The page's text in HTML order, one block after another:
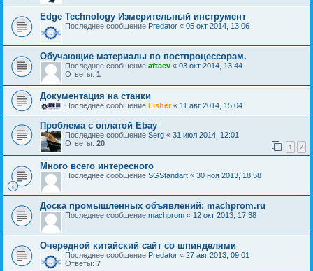
Edge Technology Измерительный инструмент
Последнее сообщение Predator « 05 окт 2014, 13:06
Обучающие материалы по постпроцессорам.
Последнее сообщение aftaev « 03 окт 2014, 13:44
Ответы: 1
Документация на станки
Последнее сообщение Fisher« 11 авг 2014, 15:04
Проблема с оплатой Ebay
Последнее сообщение Serg « 31 июл 2014, 12:01
Ответы: 20 1 2
Много всего интересного
Последнее сообщение SGStandart « 30 ноя 2013, 18:58
Доска промышленных объявлений: machprom.ru
Последнее сообщение machprom « 12 окт 2013, 17:38
Очередной китайский сайт со шпинделями
Последнее сообщение Predator « 27 авг 2013, 09:01
Ответы: 7